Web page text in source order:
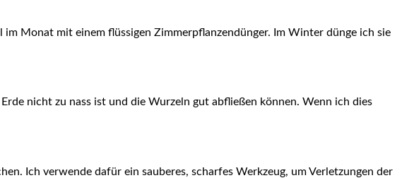
Monat mit einem flüssigen Zimmerpflanzendünger. Im Winter ⁢dünge ich sie
nicht zu nass ist und die Wurzeln gut⁤ abfließen können. Wenn ich dies
Ich verwende dafür ein sauberes, scharfes Werkzeug, um Verletzungen⁤ der